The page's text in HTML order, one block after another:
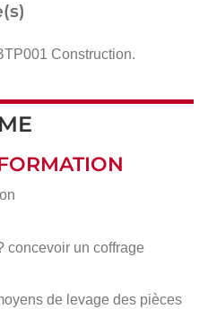
Construction.
concevoir un coffrage
de levage des pièces